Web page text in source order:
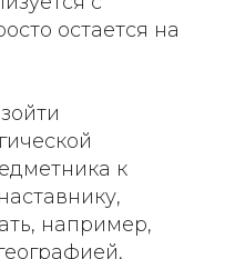
остается на
к
например,